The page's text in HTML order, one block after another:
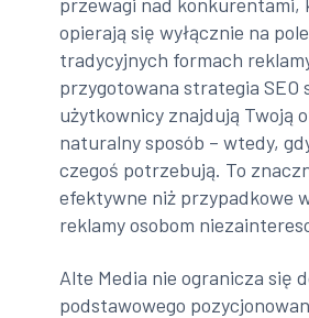
opierają się wyłącznie na
tradycyjnych formach
przygotowana strategia SEO
użytkownicy znajdują Twoją
naturalny sposób – wtedy,
czegoś potrzebują. To
efektywne niż przypadkowe
reklamy osobom
Alte Media nie ogranicza się
podstawowego